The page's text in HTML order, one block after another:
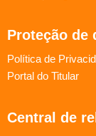
Proteção de
Política de
Portal do Titular
Central de